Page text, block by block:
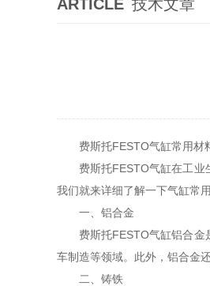
ARTICLE 技术文章
费斯托FESTO气缸常用材
费斯托FESTO气缸在工
我们就来详细了解一下气缸常
一、铝合金
费斯托FESTO气缸铝合
车制造等领域。此外，铝合金
二、铸铁